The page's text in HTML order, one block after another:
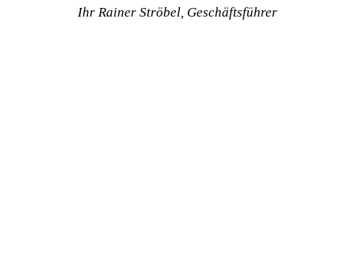
Ihr Rainer Ströbel, Geschäftsführer